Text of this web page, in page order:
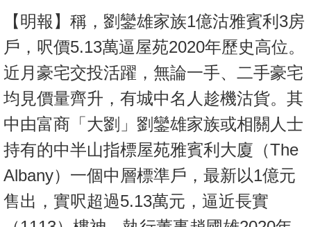
【明報】稱，劉鑾雄家族1億沽雅賓利3房
戶，呎價5.13萬逼屋苑2020年歷史高位。
近月豪宅交投活躍，無論一手、二手豪宅
均見價量齊升，有城中名人趁機沽貨。其
中由富商「大劉」劉鑾雄家族或相關人士
持有的中半山指標屋苑雅賓利大廈（The
Albany）一個中層標準戶，最新以1億元
售出，實呎超過5.13萬元，逼近長實